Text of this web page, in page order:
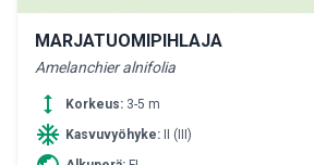
MARJATUOMIPIHLAJA
Amelanchier alnifolia
height Korkeus: 3-5 m
ac_unit Kasvuvyöhyke: II (III)